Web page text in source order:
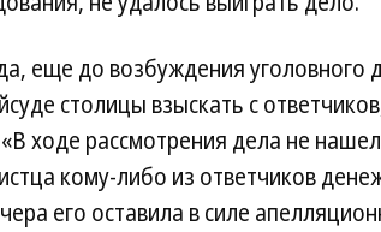
еще до возбуждения уголовного
столицы взыскать с
ходе рассмотрения дела не
кому-либо из ответчиков
его оставила в силе